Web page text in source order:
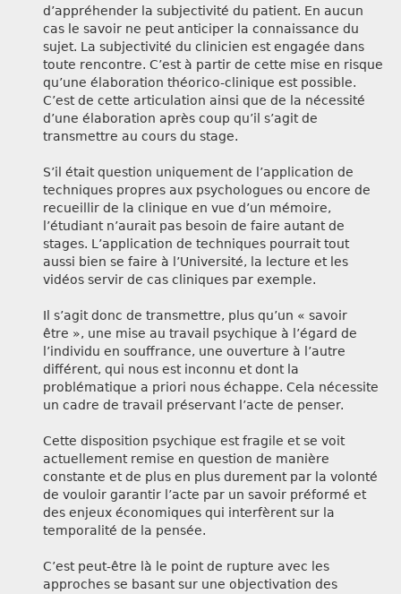
d’appréhender la subjectivité du patient. En aucun
cas le savoir ne peut anticiper la connaissance du
sujet. La subjectivité du clinicien est engagée dans
toute rencontre. C’est à partir de cette mise en risque
qu’une élaboration théorico-clinique est possible.
C’est de cette articulation ainsi que de la nécessité
d’une élaboration après coup qu’il s’agit de
transmettre au cours du stage.
S’il était question uniquement de l’application de
techniques propres aux psychologues ou encore de
recueillir de la clinique en vue d’un mémoire,
l’étudiant n’aurait pas besoin de faire autant de
stages. L’application de techniques pourrait tout
aussi bien se faire à l’Université, la lecture et les
vidéos servir de cas cliniques par exemple.
Il s’agit donc de transmettre, plus qu’un « savoir
être », une mise au travail psychique à l’égard de
l’individu en souffrance, une ouverture à l’autre
différent, qui nous est inconnu et dont la
problématique a priori nous échappe. Cela nécessite
un cadre de travail préservant l’acte de penser.
Cette disposition psychique est fragile et se voit
actuellement remise en question de manière
constante et de plus en plus durement par la volonté
de vouloir garantir l’acte par un savoir préformé et
des enjeux économiques qui interfèrent sur la
temporalité de la pensée.
C’est peut-être là le point de rupture avec les
approches se basant sur une objectivation des